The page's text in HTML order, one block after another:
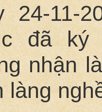
24-11-
đã ký
nhận
làng